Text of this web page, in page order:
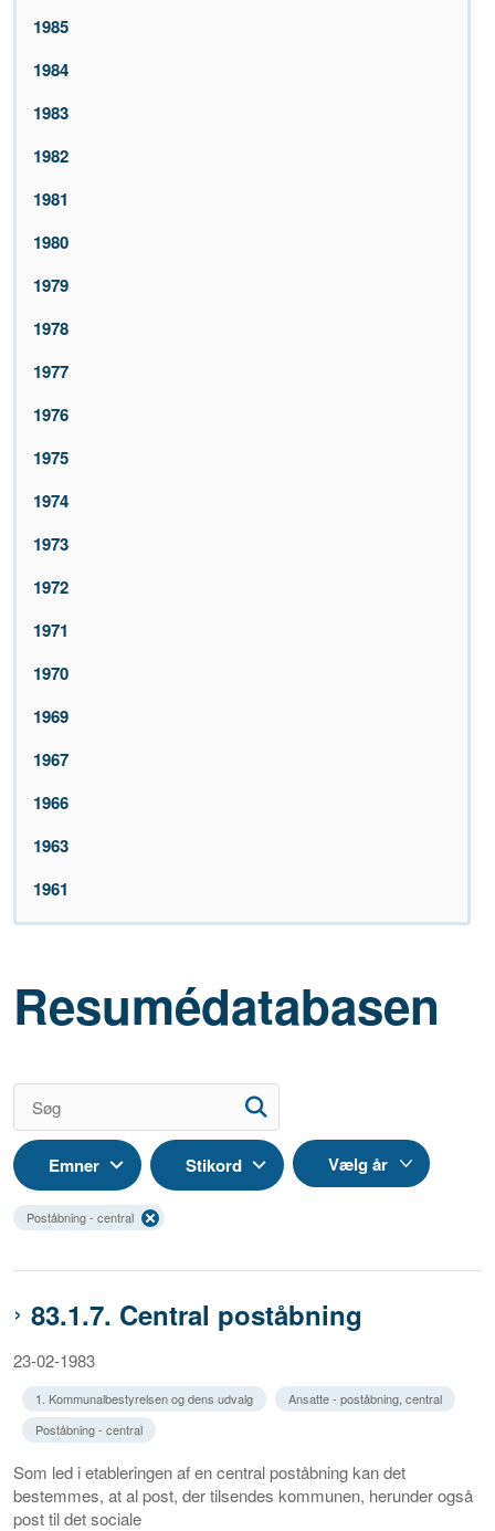
1985
1984
1983
1982
1981
1980
1979
1978
1977
1976
1975
1974
1973
1972
1971
1970
1969
1967
1966
1963
1961
Resumédatabasen
Emner Stikord
Poståbning - central
83.1.7. Central poståbning
23-02-1983
1. Kommunalbestyrelsen og dens udvalg
Ansatte - poståbning, central
Poståbning - central
Som led i etableringen af en central poståbning kan det
bestemmes, at al post, der tilsendes kommunen, herunder også
post til det sociale